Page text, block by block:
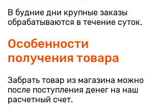
В будние дни крупные заказы
обрабатываются в течение суток.
Особенности
получения товара
Забрать товар из магазина можно
после поступления денег на наш
расчетный счет.